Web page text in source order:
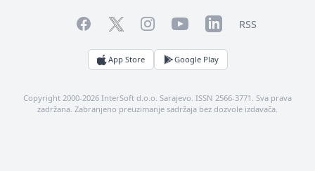
FacebookTwitterInstagramYouTubeLinkedInRSS
App Store Google Play
Copyright 2000-2026 InterSoft d.o.o. Sarajevo. ISSN 2566-3771. Sva prava
zadržana. Zabranjeno preuzimanje sadržaja bez dozvole izdavača.